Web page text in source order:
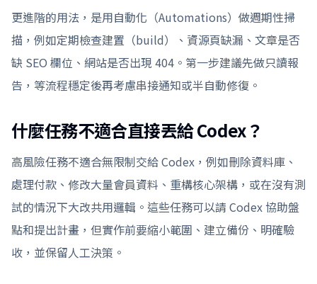
更進階的用法，是用自動化（Automations）做週期性掃
描，例如定期檢查建置（build）、資源頁缺漏、文章是否
缺 SEO 欄位、網站是否出現 404。第一步建議先做只讀報
告，等流程穩定後再考慮串接通知或半自動修復。
什麼任務不適合直接丟給 Codex？
高風險任務不適合無限制交給 Codex，例如刪除資料庫、
處理付款、修改大量會員資料、重構核心架構，或在沒有測
試的情況下大改共用邏輯。這些任務可以請 Codex 協助盤
點和提出計畫，但實作前要縮小範圍、建立備份、明確驗
收，並保留人工決策。